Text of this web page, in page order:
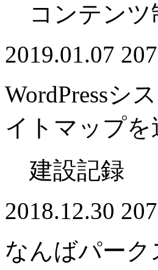
コンテンツ
2019.01.07 207
WordPressシ
イトマップ
建設記録
2018.12.30 207
なんばパー